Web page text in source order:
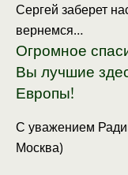
Сергей заберет
вернемся…
Огромное
Вы лучшие
Европы!
С уважением
Москва)